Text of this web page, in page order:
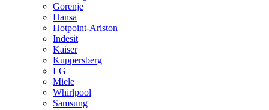
Gorenje
Hansa
Hotpoint-Ariston
Indesit
Kaiser
Kuppersberg
LG
Miele
Whirlpool
Samsung